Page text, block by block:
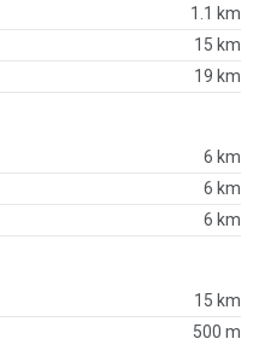
1.1 km
15 km
19 km
6 km
6 km
6 km
15 km
500 m